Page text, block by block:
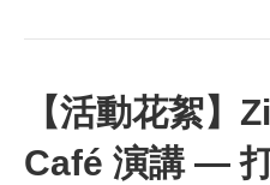
【活動花絮】
Café 演講 —